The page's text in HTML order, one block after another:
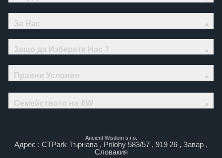
За Нас
Защо да Изберете Нас ?
Правни Условия
Семейството на AW
Ancient Wisdom s.r.o.
Адрес : CTPark Търнава , Prilohy 583/57 , 919 26 , Завар ,
Словакия